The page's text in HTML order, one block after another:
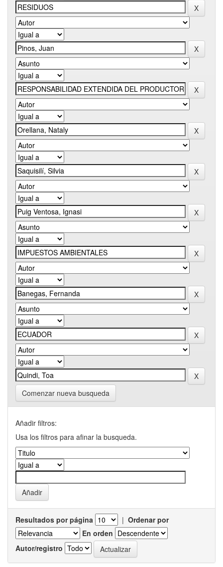
Comenzar nueva busqueda
Añadir filtros:
Usa los filtros para afinar la busqueda.
Resultados por página | Ordenar por
En orden
Autor/registro